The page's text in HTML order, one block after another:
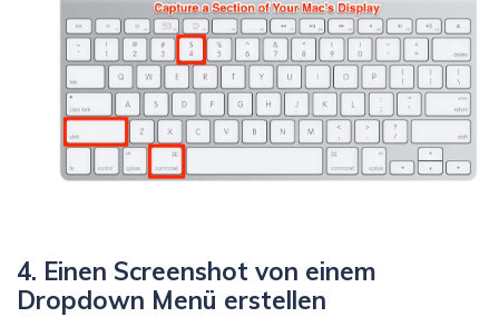
4. Einen Screenshot von einem
Dropdown Menü erstellen